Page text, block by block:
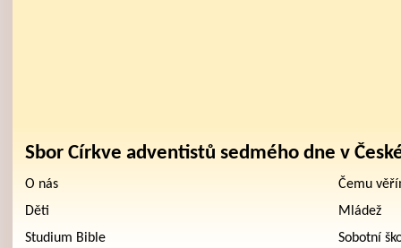
Sbor Církve adventistů sedmého dne v
O nás
Čemu
Děti
Mládež
Studium Bible
Sobotní